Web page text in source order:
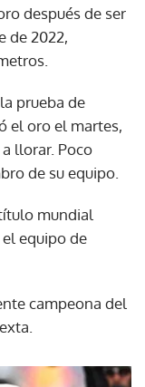
después de ser
de 2022,
prueba de
el oro el martes,
llorar. Poco
de su equipo.
mundial
equipo de
campeona del